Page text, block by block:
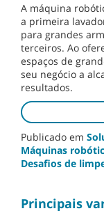
A máquina
a primeira
para grandes
terceiros. Ao
espaços de
seu negócio a
resultados.
Publicado em
Máquinas
Desafios de
Principais